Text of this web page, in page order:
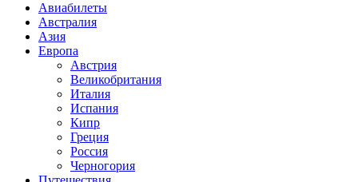
Авиабилеты
Австралия
Азия
Европа
Австрия
Великобритания
Италия
Испания
Кипр
Греция
Россия
Черногория